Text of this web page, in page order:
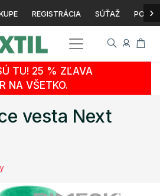
REGISTRÁCIA SÚŤAŽ ›
TU! 25 % ZĽAVA
NA VŠETKO.
vesta Next